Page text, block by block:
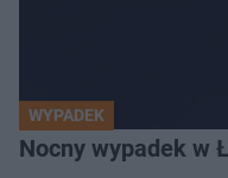
WYPADEK
Nocny wypadek w